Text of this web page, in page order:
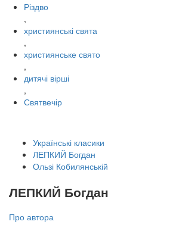
Різдво
,
християнські свята
,
християнське свято
,
дитячі вірші
,
Святвечір
Українські класики
ЛЕПКИЙ Богдан
Ользі Кобилянській
ЛЕПКИЙ Богдан
Про автора